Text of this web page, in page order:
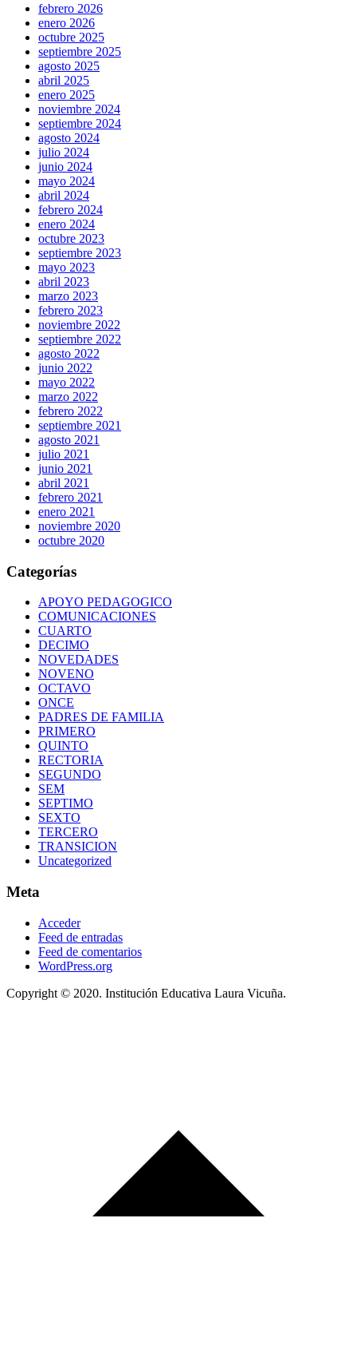
febrero 2026
enero 2026
octubre 2025
septiembre 2025
agosto 2025
abril 2025
enero 2025
noviembre 2024
septiembre 2024
agosto 2024
julio 2024
junio 2024
mayo 2024
abril 2024
febrero 2024
enero 2024
octubre 2023
septiembre 2023
mayo 2023
abril 2023
marzo 2023
febrero 2023
noviembre 2022
septiembre 2022
agosto 2022
junio 2022
mayo 2022
marzo 2022
febrero 2022
septiembre 2021
agosto 2021
julio 2021
junio 2021
abril 2021
febrero 2021
enero 2021
noviembre 2020
octubre 2020
Categorías
APOYO PEDAGOGICO
COMUNICACIONES
CUARTO
DECIMO
NOVEDADES
NOVENO
OCTAVO
ONCE
PADRES DE FAMILIA
PRIMERO
QUINTO
RECTORIA
SEGUNDO
SEM
SEPTIMO
SEXTO
TERCERO
TRANSICION
Uncategorized
Meta
Acceder
Feed de entradas
Feed de comentarios
WordPress.org
Copyright © 2020. Institución Educativa Laura Vicuña.